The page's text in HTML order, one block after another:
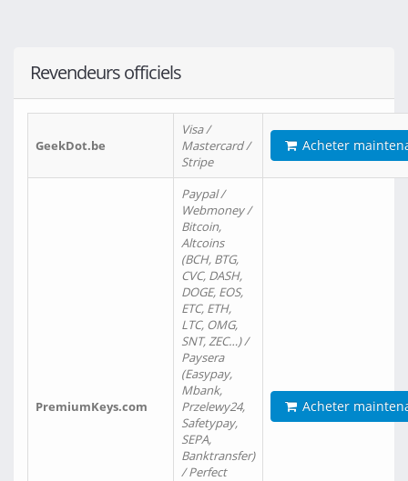
Revendeurs officiels
GeekDot.be
Visa /
Mastercard /
Stripe
Acheter
PremiumKeys.com
Paypal /
Webmoney /
Bitcoin,
Altcoins
(BCH, BTG,
CVC, DASH,
DOGE, EOS,
ETC, ETH,
LTC, OMG,
SNT, ZEC…) /
Paysera
(Easypay,
Mbank,
Przelewy24,
Safetypay,
SEPA,
Banktransfer)
/ Perfect
Acheter